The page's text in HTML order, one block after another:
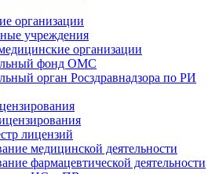
организации
учреждения
организации
фонд ОМС
орган Росздравнадзора по РИ
лицензий
медицинской деятельности
фармацевтической деятельности